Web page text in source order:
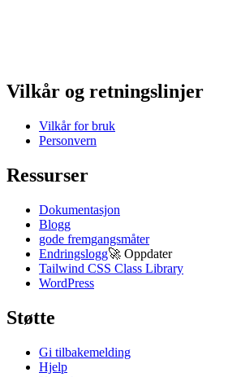
Vilkår og retningslinjer
Vilkår for bruk
Personvern
Ressurser
Dokumentasjon
Blogg
gode fremgangsmåter
Endringslogg🚀 Oppdater
Tailwind CSS Class Library
WordPress
Støtte
Gi tilbakemelding
Hjelp